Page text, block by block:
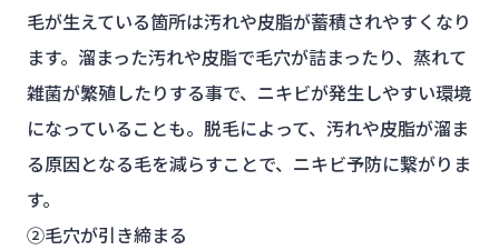
毛が生えている箇所は汚れや皮脂が蓄積されやすくなり
ます。溜まった汚れや皮脂で毛穴が詰まったり、蒸れて
雑菌が繁殖したりする事で、ニキビが発生しやすい環境
になっていることも。脱毛によって、汚れや皮脂が溜ま
る原因となる毛を減らすことで、ニキビ予防に繋がりま
す。
②毛穴が引き締まる